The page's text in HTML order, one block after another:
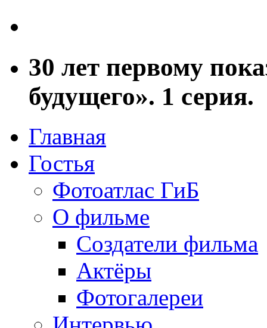
30 лет первому
будущего». 1 серия.
Главная
Гостья
Фотоатлас ГиБ
О фильме
Создатели фильма
Актёры
Фотогалереи